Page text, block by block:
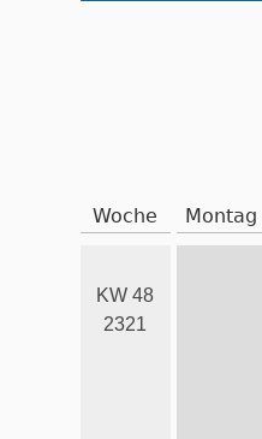
Woche Montag
KW 48
2321